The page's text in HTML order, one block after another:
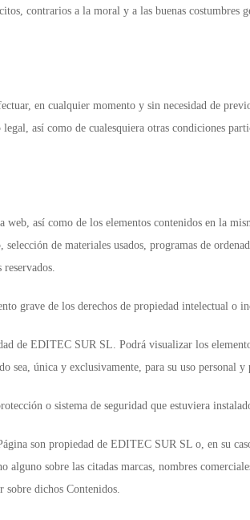
contrarios a la moral y a las buenas costumbres
en cualquier momento y sin necesidad de
así como de cualesquiera otras condiciones
así como de los elementos contenidos en la
de materiales usados, programas de
grave de los derechos de propiedad intelectual o
de EDITEC SUR SL. Podrá visualizar los
sea, única y exclusivamente, para su uso personal y
o sistema de seguridad que estuviera
son propiedad de EDITEC SUR SL o, en su
sobre las citadas marcas, nombres
sobre dichos Contenidos.